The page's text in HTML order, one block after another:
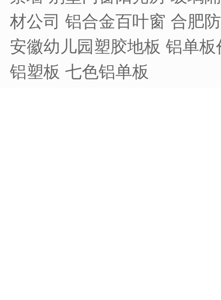
材公司 铝合金百叶窗 合肥
安徽幼儿园塑胶地板 铝单
铝塑板 七色铝单板